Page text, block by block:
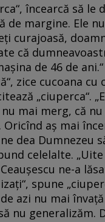
încearcă să
de margine. Ele
curajoasă,
că
de 46 de
zice cucoana cu
„ciuperca“.
nu mai merg, că
Oricînd aş mai
ne dea
celelalte.
ne-a
spune
azi nu mai
nu generalizăm.